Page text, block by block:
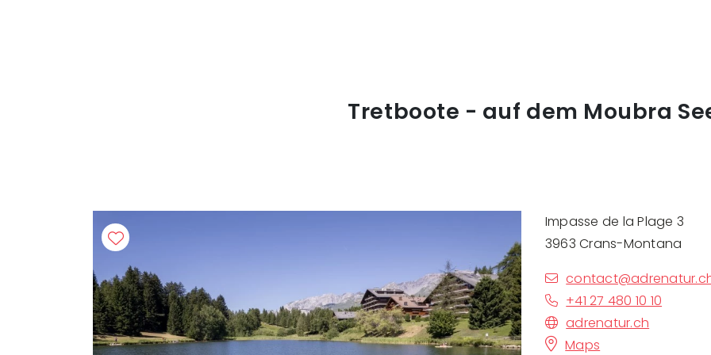
Tretboote - auf dem Moubra
Impasse de la Plage 3
3963 Crans-Montana
+41 27 480 10 10
adrenatur.ch
Maps